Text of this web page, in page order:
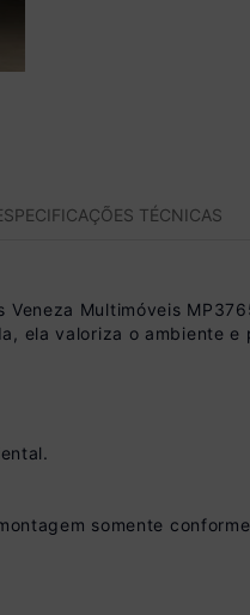
TÉCNICAS
Multimóveis
ela valoriza o ambiente e
somente